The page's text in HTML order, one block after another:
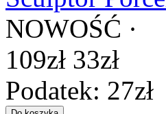
NOWOŚĆ ·
109zł 33zł
Podatek: 27zł